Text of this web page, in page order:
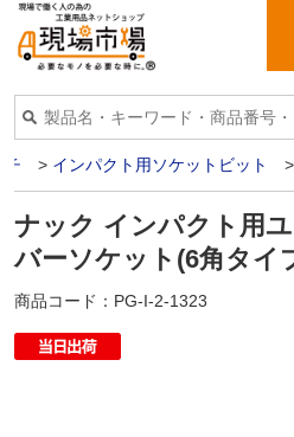
チ > インパクト用ソケットビット >
ナック インパクト用
バーソケット(6角タイ
商品コード： PG-I-2-1323